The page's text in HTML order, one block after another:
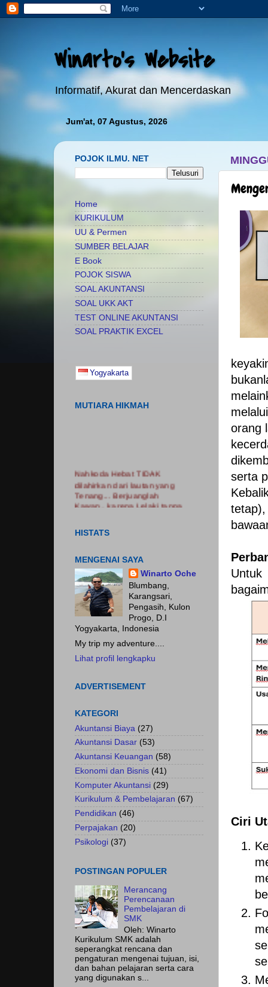
Winarto's Website
Informatif, Akurat dan Mencerdaskan
Jum'at, 07 Agustus, 2026
orang
serta
Ciri
POJOK ILMU. NET
Home
KURIKULUM
UU & Permen
SUMBER BELAJAR
E Book
POJOK SISWA
SOAL AKUNTANSI
SOAL UKK AKT
TEST ONLINE AKUNTANSI
SOAL PRAKTIK EXCEL
Yogyakarta
MUTIARA HIKMAH
Nahkoda Hebat TIDAK
dilahirkan dari lautan yang
Tenang... Berjuanglah
Kawan.. karena Lelaki tanpa
PROSES.. Jangan Hanya
HISTATS
MENGENAI SAYA
Winarto Oche
Blumbang,
Karangsari,
Pengasih, Kulon
Progo, D.I
Yogyakarta, Indonesia
My trip my adventure....
Lihat profil lengkapku
ADVERTISEMENT
KATEGORI
Akuntansi Biaya (27)
Akuntansi Dasar (53)
Akuntansi Keuangan (58)
Ekonomi dan Bisnis (41)
Komputer Akuntansi (29)
Kurikulum & Pembelajaran (67)
Pendidikan (46)
Perpajakan (20)
Psikologi (37)
POSTINGAN POPULER
Merancang
Perencanaan
Pembelajaran di
SMK
Oleh: Winarto
Kurikulum SMK adalah
seperangkat rencana dan
pengaturan mengenai tujuan, isi,
dan bahan pelajaran serta cara
yang digunakan s...